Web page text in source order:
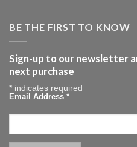
BE THE FIRST TO KNOW
Sign-up to our newsletter
next purchase
* indicates required
Email Address *